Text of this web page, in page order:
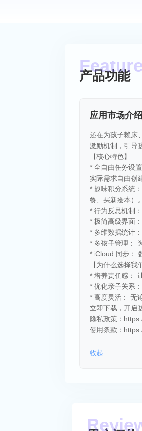
产品功能
应用市场介绍
还在为孩子赖床
激励机制，引导
【核心特色】
* 全自由任务设
实际需求自由创
* 趣味积分系统
餐、买新绘本）。
* 行为反思机制
* 极简高级界面
* 多维数据统计
* 多孩子管理：
* iCloud 同步：
【为什么选择我
* 培养责任感：
* 优化亲子关系
* 高度灵活： 无
立即下载，开启
隐私政策：
使用条款：
收起